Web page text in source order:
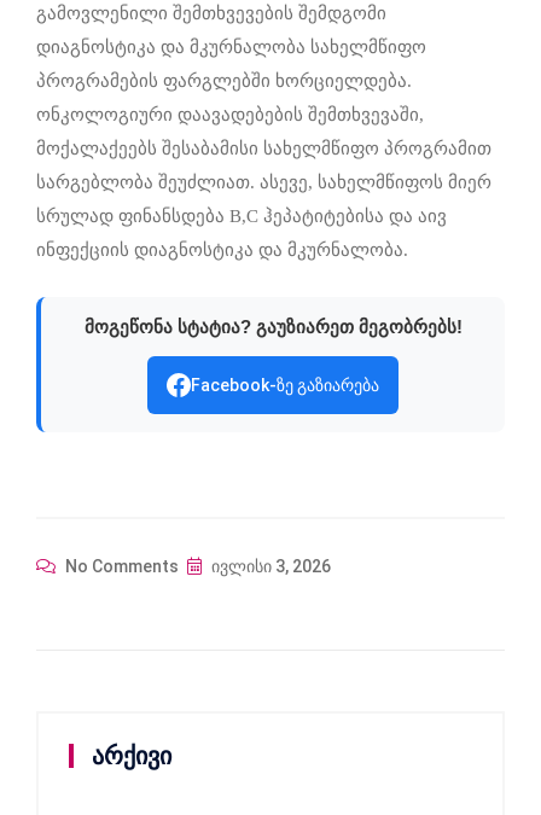
გამოვლენილი შემთხვევების შემდგომი
დიაგნოსტიკა და მკურნალობა სახელმწიფო
პროგრამების ფარგლებში ხორციელდება.
ონკოლოგიური დაავადებების შემთხვევაში,
მოქალაქეებს შესაბამისი სახელმწიფო პროგრამით
სარგებლობა შეუძლიათ. ასევე, სახელმწიფოს მიერ
სრულად ფინანსდება B,C ჰეპატიტებისა და აივ
ინფექციის დიაგნოსტიკა და მკურნალობა.
მოგეწონა სტატია? გაუზიარეთ მეგობრებს!
Facebook-ზე გაზიარება
No Comments ივლისი 3, 2026
არქივი